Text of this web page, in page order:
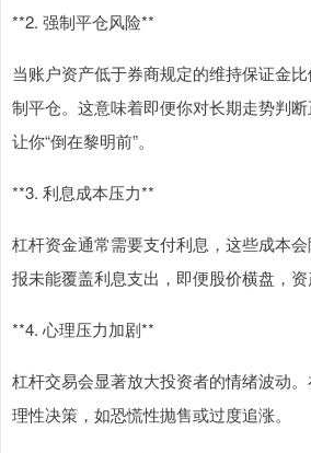
**2. 强制平仓风险**
当账户资产低于券商规定的维持保证金
制平仓。这意味着即便你对长期走势判
让你“倒在黎明前”。
**3. 利息成本压力**
杠杆资金通常需要支付利息，这些成本
报未能覆盖利息支出，即便股价横盘，资
**4. 心理压力加剧**
杠杆交易会显著放大投资者的情绪波动
理性决策，如恐慌性抛售或过度追涨。